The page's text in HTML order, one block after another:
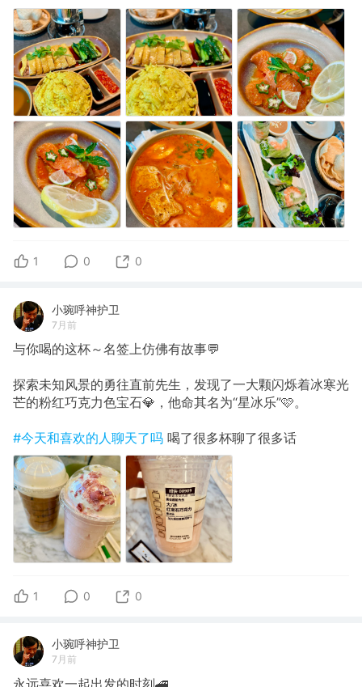
1 0 0
小琬呼神护卫
7月前
与你喝的这杯～名签上仿佛有故事💬
探索未知风景的勇往直前先生，发现了一大颗闪烁着冰寒光
芒的粉红巧克力色宝石💎，他命其名为“星冰乐”🩷。
#今天和喜欢的人聊天了吗 喝了很多杯聊了很多话
1 0 0
小琬呼神护卫
7月前
永远喜欢一起出发的时刻🚄…